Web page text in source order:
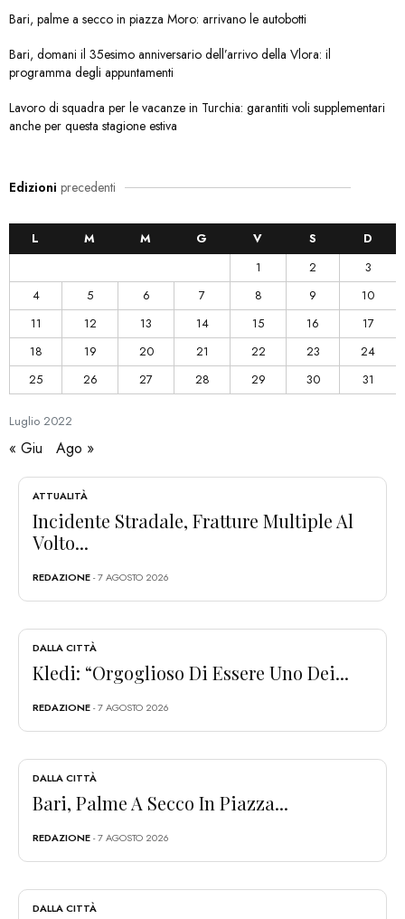
Bari, palme a secco in piazza Moro: arrivano le autobotti
Bari, domani il 35esimo anniversario dell’arrivo della Vlora: il
programma degli appuntamenti
Lavoro di squadra per le vacanze in Turchia: garantiti voli supplementari
anche per questa stagione estiva
Edizioni precedenti
Luglio 2022
L M M G V S
D
1
2
3
4
5 6 7 8 9
10
11
12 13 14 15 16
17
18
19 20 21 22 23
24
25
26 27 28 29 30 31
« Giu Ago »
ATTUALITÀ
Incidente Stradale, Fratture Multiple Al
Volto...
REDAZIONE- 7 AGOSTO 2026
DALLA CITTÀ
Kledi: “Orgoglioso Di Essere Uno Dei...
REDAZIONE- 7 AGOSTO 2026
DALLA CITTÀ
Bari, Palme A Secco In Piazza...
REDAZIONE- 7 AGOSTO 2026
DALLA CITTÀ